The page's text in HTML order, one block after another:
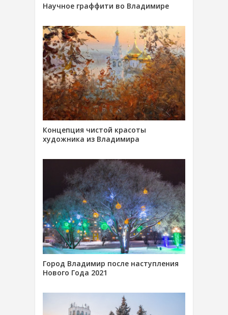
Научное граффити во Владимире
Концепция чистой красоты
художника из Владимира
Город Владимир после наступления
Нового Года 2021